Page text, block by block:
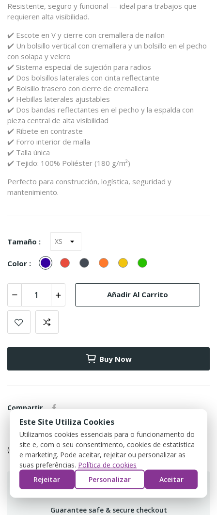
Resistente, seguro y funcional — ideal para trabajos que
requieren alta visibilidad.
✔️ Escote en V y cierre con cremallera de nailon
✔️ Un bolsillo vertical con cremallera y un bolsillo en el pecho
con solapa y velcro
✔️ Sistema especial de sujeción para radios
✔️ Dos bolsillos laterales con cinta reflectante
✔️ Bolsillo trasero con cierre de cremallera
✔️ Hebillas laterales ajustables
✔️ Dos bandas reflectantes en el pecho y la espalda con
pieza central de alta visibilidad
✔️ Ribete en contraste
✔️ Forro interior de malla
✔️ Talla única
✔️ Tejido: 100% Poliéster (180 g/m²)
Perfecto para construcción, logística, seguridad y
mantenimiento.
Tamaño :
Color : MarinhoRojo NegroNaranjaAmarilloverde
Añadir Al Carrito
Buy Now
Compartir
Política de devolução
(editar com o módulo Customer Reassurance)
Guarantee safe & secure checkout
Este Site Utiliza Cookies
Utilizamos cookies essenciais para o funcionamento do
site e, com o seu consentimento, cookies de estatística
e marketing. Pode aceitar, rejeitar ou personalizar as
suas preferências. Política de cookies
Rejeitar
Personalizar Aceitar